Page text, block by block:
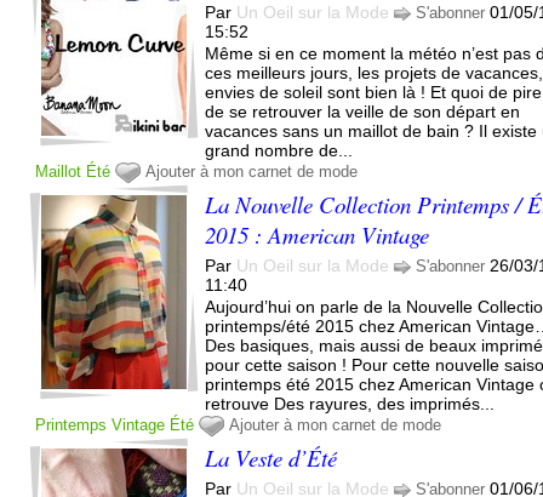
Par Un Oeil sur la Mode S'abonner 01/05/
15:52
Même si en ce moment la météo n’est pas
ces meilleurs jours, les projets de
envies de soleil sont bien là ! Et quoi de
de se retrouver la veille de son départ en
vacances sans un maillot de bain ? Il existe
grand nombre de...
Maillot Été Ajouter à mon carnet de mode
La Nouvelle Collection Printemps /
2015 : American Vintage
Par Un Oeil sur la Mode S'abonner 26/03/
11:40
Aujourd’hui on parle de la Nouvelle
printemps/été 2015 chez American
Des basiques, mais aussi de beaux
pour cette saison ! Pour cette nouvelle
printemps été 2015 chez American Vintage
retrouve Des rayures, des imprimés...
Printemps Vintage Été Ajouter à mon carnet de mode
La Veste d’Été
Par Un Oeil sur la Mode S'abonner 01/06/